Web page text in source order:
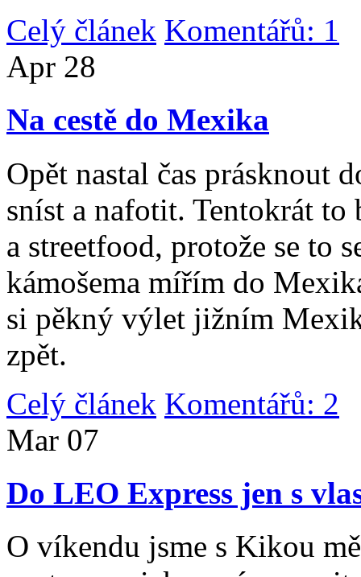
Celý článek Komentářů: 1
Apr 28
Na cestě do Mexika
Opět nastal čas prásknout
sníst a nafotit. Tentokrát
a streetfood, protože se to
kámošema mířím do
si pěkný výlet jižním
zpět.
Celý článek Komentářů: 2
Mar 07
Do LEO Express jen s
O víkendu jsme s Kikou